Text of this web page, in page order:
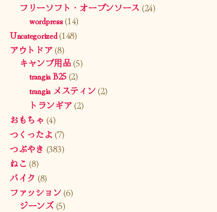
フリーソフト・オープンソース (24)
wordpress(14)
Uncategorized(148)
アウトドア(8)
キャンプ用品(5)
trangia B25(2)
trangia メスティン(2)
トランギア(2)
おもちゃ (4)
つくったよ(7)
つぶやき (383)
ねこ (8)
バイク (8)
ファッション(6)
ジーンズ(5)